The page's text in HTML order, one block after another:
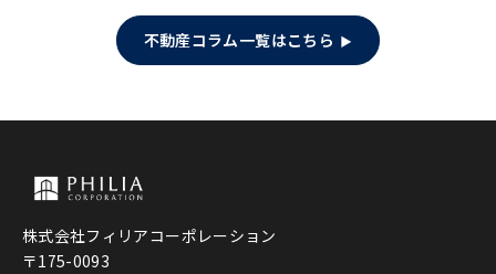
不動産コラム一覧はこちら
株式会社フィリアコーポレーション
〒175-0093